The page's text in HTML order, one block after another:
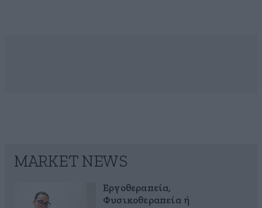
MARKET NEWS
Εργοθεραπεία,
Φυσικοθεραπεία ή